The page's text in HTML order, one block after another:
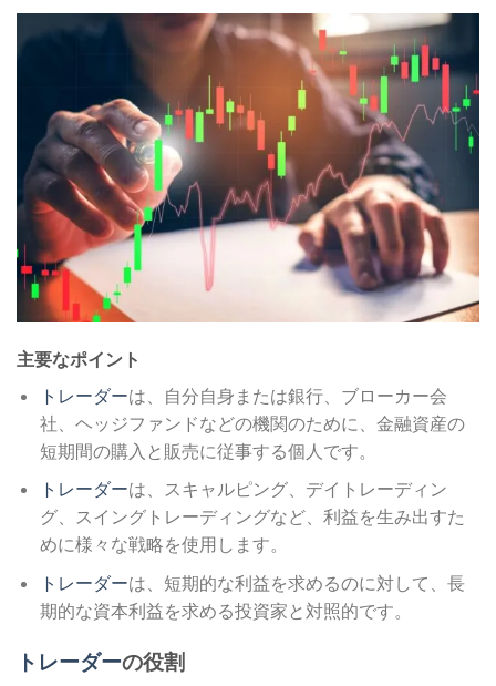
主要なポイント
トレーダーは、自分自身または銀行、ブローカー会
社、ヘッジファンドなどの機関のために、金融資産の
短期間の購入と販売に従事する個人です。
トレーダーは、スキャルピング、デイトレーディン
グ、スイングトレーディングなど、利益を生み出すた
めに様々な戦略を使用します。
トレーダーは、短期的な利益を求めるのに対して、長
期的な資本利益を求める投資家と対照的です。
トレーダーの役割